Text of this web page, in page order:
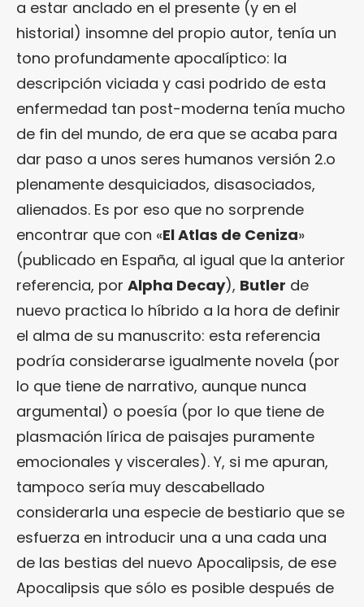
a estar anclado en el presente (y en el
historial) insomne del propio autor, tenía un
tono profundamente apocalíptico: la
descripción viciada y casi podrido de esta
enfermedad tan post-moderna tenía mucho
de fin del mundo, de era que se acaba para
dar paso a unos seres humanos versión 2.o
plenamente desquiciados, disasociados,
alienados. Es por eso que no sorprende
encontrar que con «El Atlas de Ceniza»
(publicado en España, al igual que la anterior
referencia, por Alpha Decay), Butler de
nuevo practica lo híbrido a la hora de definir
el alma de su manuscrito: esta referencia
podría considerarse igualmente novela (por
lo que tiene de narrativo, aunque nunca
argumental) o poesía (por lo que tiene de
plasmación lírica de paisajes puramente
emocionales y viscerales). Y, si me apuran,
tampoco sería muy descabellado
considerarla una especie de bestiario que se
esfuerza en introducir una a una cada una
de las bestias del nuevo Apocalipsis, de ese
Apocalipsis que sólo es posible después de